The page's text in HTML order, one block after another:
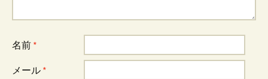
ー
シ
名前 *
メール *